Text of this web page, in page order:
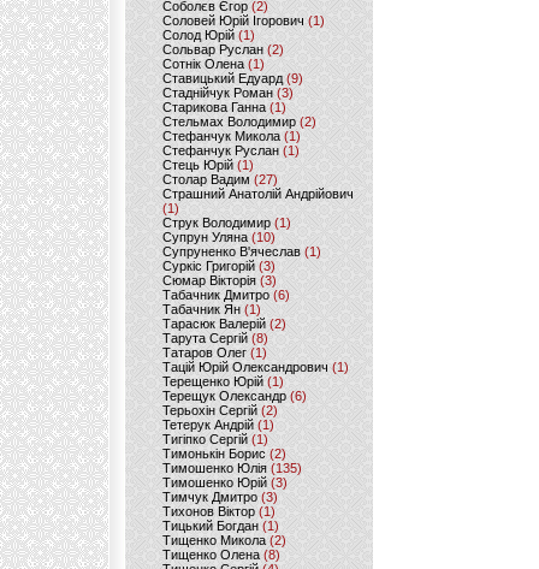
Соболєв Єгор(2)
Соловей Юрій Ігорович (1)
Солод Юрій (1)
Сольвар Руслан (2)
Сотнік Олена(1)
Ставицький Едуард (9)
Стаднійчук Роман(3)
Старикова Ганна (1)
Стельмах Володимир(2)
Стефанчук Микола (1)
Стефанчук Руслан (1)
Стець Юрій (1)
Столар Вадим(27)
Страшний Анатолій Андрійович
(1)
Струк Володимир (1)
Супрун Уляна (10)
Супруненко В'ячеслав (1)
Суркіс Григорій (3)
Сюмар Вікторія (3)
Табачник Дмитро (6)
Табачник Ян(1)
Тарасюк Валерій (2)
Тарута Сергій (8)
Татаров Олег(1)
Тацій Юрій Олександрович(1)
Терещенко Юрій(1)
Терещук Олександр(6)
Терьохін Сергій (2)
Тетерук Андрій (1)
Тигіпко Сергій(1)
Тимонькін Борис (2)
Тимошенко Юлія (135)
Тимошенко Юрій(3)
Тимчук Дмитро (3)
Тихонов Віктор (1)
Тицький Богдан (1)
Тищенко Микола (2)
Тищенко Олена (8)